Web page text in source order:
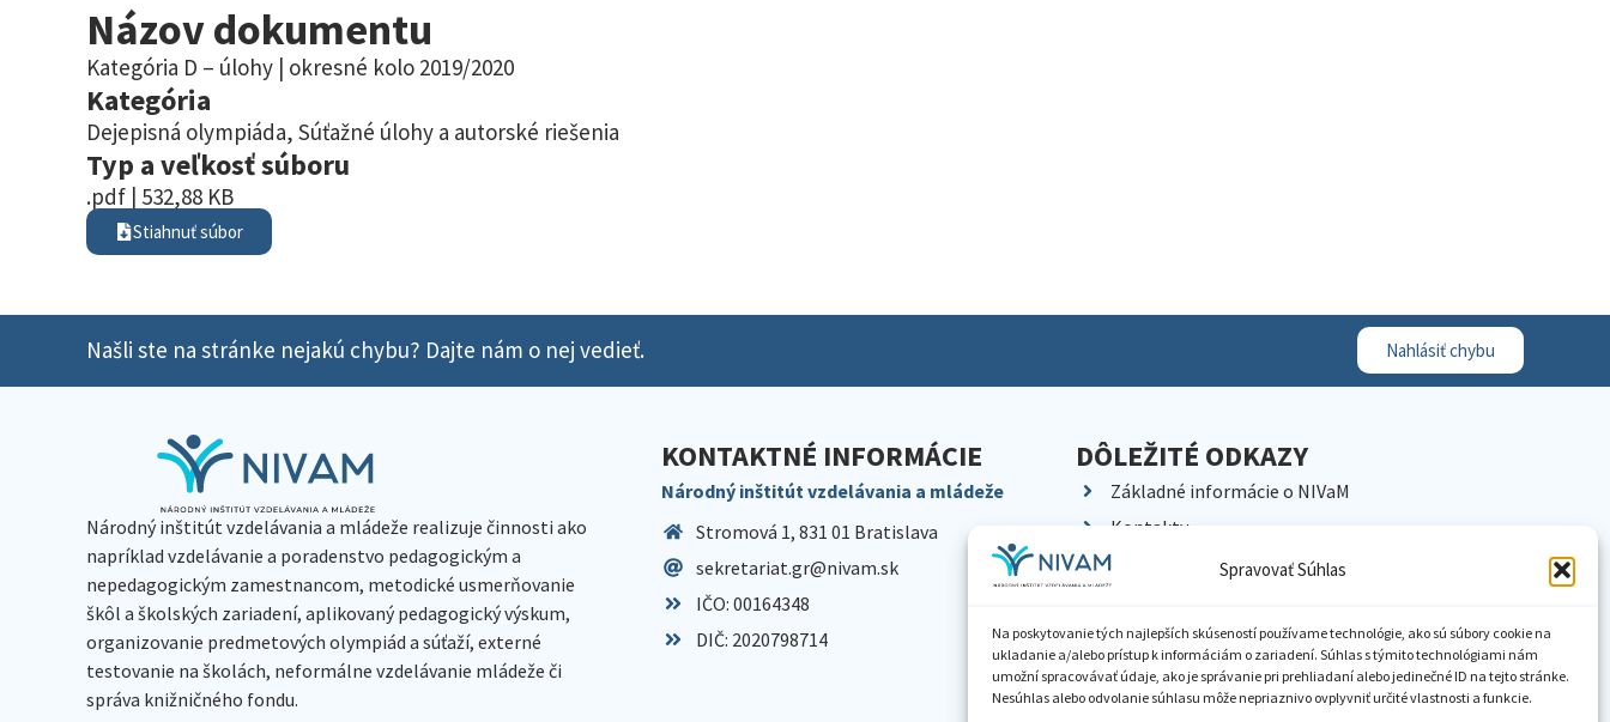
Spravovať Súhlas
Na poskytovanie tých najlepších skúseností používame technológie, ako sú súbory cookie na
ukladanie a/alebo prístup k informáciám o zariadení. Súhlas s týmito technológiami nám
umožní spracovávať údaje, ako je správanie pri prehliadaní alebo jedinečné ID na tejto stránke.
Nesúhlas alebo odvolanie súhlasu môže nepriaznivo ovplyvniť určité vlastnosti a funkcie.
Názov dokumentu
Kategória D – úlohy | okresné kolo 2019/2020
Kategória
Dejepisná olympiáda, Súťažné úlohy a autorské riešenia
Typ a veľkosť súboru
.pdf | 532,88 KB
Stiahnuť súbor
Našli ste na stránke nejakú chybu? Dajte nám o nej vedieť. Nahlásiť chybu
Národný inštitút vzdelávania a mládeže realizuje činnosti ako
napríklad vzdelávanie a poradenstvo pedagogickým a
nepedagogickým zamestnancom, metodické usmerňovanie
škôl a školských zariadení, aplikovaný pedagogický výskum,
organizovanie predmetových olympiád a súťaží, externé
testovanie na školách, neformálne vzdelávanie mládeže či
správa knižničného fondu.
KONTAKTNÉ INFORMÁCIE
Národný inštitút vzdelávania a mládeže
Stromová 1, 831 01 Bratislava
sekretariat.gr@nivam.sk
IČO: 00164348
DIČ: 2020798714
DÔLEŽITÉ ODKAZY
Základné informácie o NIVaM
Kontakty
Kariéra
Pracoviská NIVaM
Dokumenty inštitúcie
Knižnica